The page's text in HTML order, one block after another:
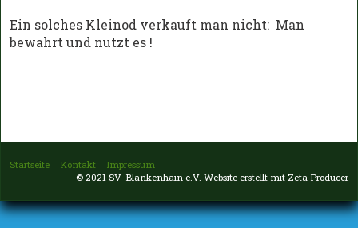
Ein solches Kleinod verkauft man nicht: Man
bewahrt und nutzt es !
Startseite Kontakt
Impressum
© 2021 SV-Blankenhain e.V. Website erstellt mit Zeta Producer